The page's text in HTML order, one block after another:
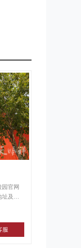
官网
址及行
中山
服